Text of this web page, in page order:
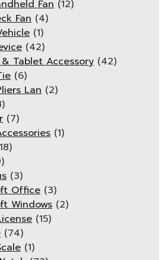
Fan (12)
Fan (4)
(1)
(42)
Tablet Accessory (42)
(6)
Lan (2)
(7)
(1)
(3)
Office (3)
Windows (2)
(15)
(74)
(1)